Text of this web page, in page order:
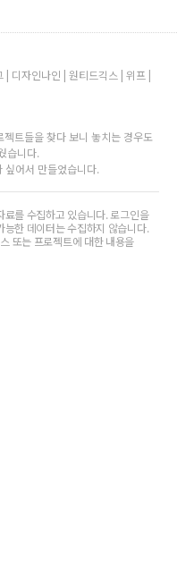
| 디자인나인 | 원티드긱스 | 위프 |
트들을 찾다 보니 놓치는 경우도
습니다.
싶어서 만들었습니다.
료를 수집하고 있습니다. 로그인을
한 데이터는 수집하지 않습니다.
또는 프로젝트에 대한 내용을